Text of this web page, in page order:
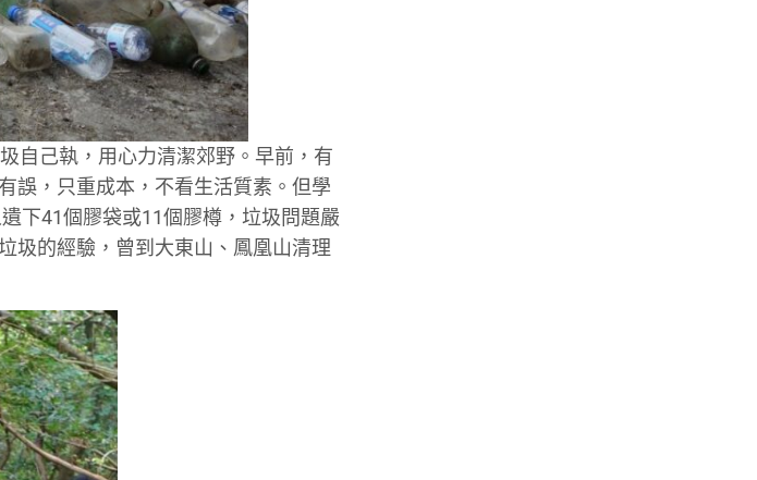
自己執，用心力清潔郊野。早前，有
誤，只重成本，不看生活質素。但學
下41個膠袋或11個膠樽，垃圾問題嚴
圾的經驗，曾到大東山、鳳凰山清理